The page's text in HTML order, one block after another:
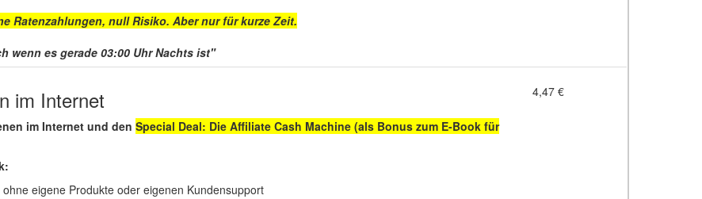
Ratenzahlungen, null Risiko. Aber nur für kurze Zeit.
wenn es gerade 03:00 Uhr Nachts ist"
im Internet
im Internet und den Special Deal: Die Affiliate Cash Machine (als Bonus zum E-Book für
eigene Produkte oder eigenen Kundensupport
4,47 €